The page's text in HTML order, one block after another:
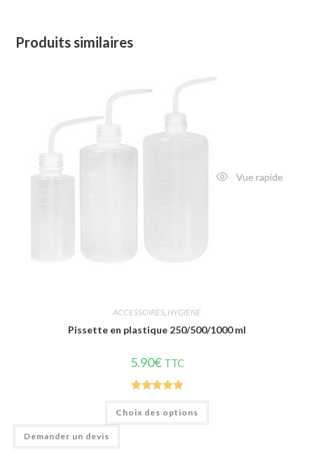
Produits similaires
Vue rapide
ACCESSOIRES HYGIENE
Pissette en plastique 250/500/1000 ml
5.90€ TTC
Note5.00
sur 5
Choix des options
Demander un devis